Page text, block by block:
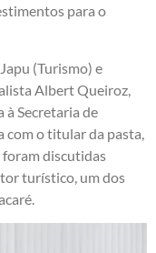
para o
(Turismo) e
Albert Queiroz,
à Secretaria de
com o titular da pasta,
discutidas
turístico, um dos